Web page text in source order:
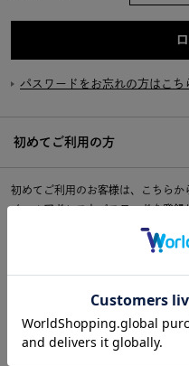
パスワードをお忘れの方はこち
初めてご利用の方
初めてご利用のお客様は、こちらか
メールアドレスとパスワードを登